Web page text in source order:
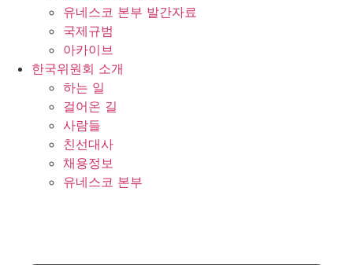
유네스코 본부 발간자료
국제규범
아카이브
한국위원회 소개
하는 일
걸어온 길
사람들
친선대사
채용정보
유네스코 본부